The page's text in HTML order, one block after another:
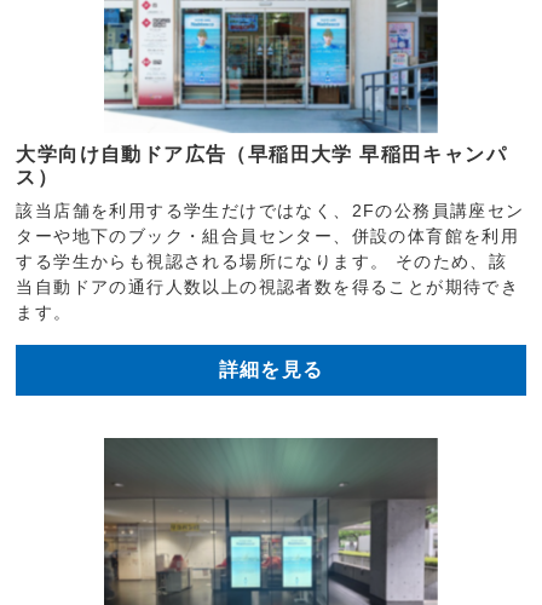
大学向け自動ドア広告（早稲田大学 早稲田キャンパ
ス）
該当店舗を利用する学生だけではなく、2Fの公務員講座セン
ターや地下のブック・組合員センター、併設の体育館を利用
する学生からも視認される場所になります。 そのため、該
当自動ドアの通行人数以上の視認者数を得ることが期待でき
ます。
詳細を見る